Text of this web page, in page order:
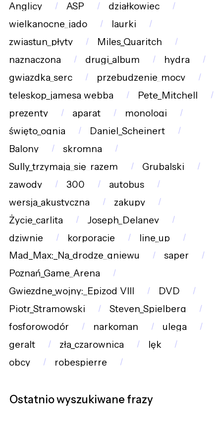
Anglicy
ASP
działkowiec
wielkanocne_jado
laurki
zwiastun_płyty
Miles_Quaritch
naznaczona
drugi_album
hydra
gwiazdka_serc
przebudzenie_mocy
teleskop_jamesa_webba
Pete_Mitchell
prezenty
aparat
monologi
święto_ognia
Daniel_Scheinert
Balony
skromna
Sully_trzymają_się_razem
Grubalski
zawody
300
autobus
wersja_akustyczna
zakupy
Życie_carlita
Joseph_Delaney
dziwnie
korporacje
line_up
Mad_Max:_Na_drodze_gniewu
saper
Poznań_Game_Arena
Gwiezdne_wojny:_Epizod_VIII
DVD
Piotr_Stramowski
Steven_Spielberg
fosforowodór
narkoman
ulega
geralt
zła_czarownica
lęk
obcy
robespierre
Ostatnio wyszukiwane frazy